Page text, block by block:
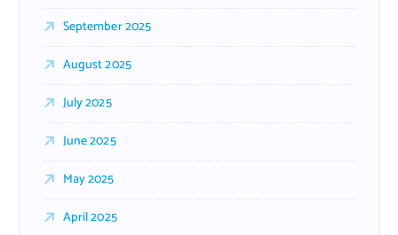
September 2025
August 2025
July 2025
June 2025
May 2025
April 2025